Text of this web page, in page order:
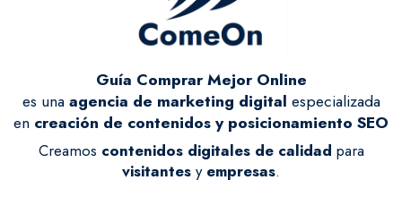
Guía Comprar Mejor Online
es unaagencia de marketing digital especializada
en creación de contenidos y posicionamiento SEO
Creamos contenidos digitales de calidad para
visitantes y empresas.